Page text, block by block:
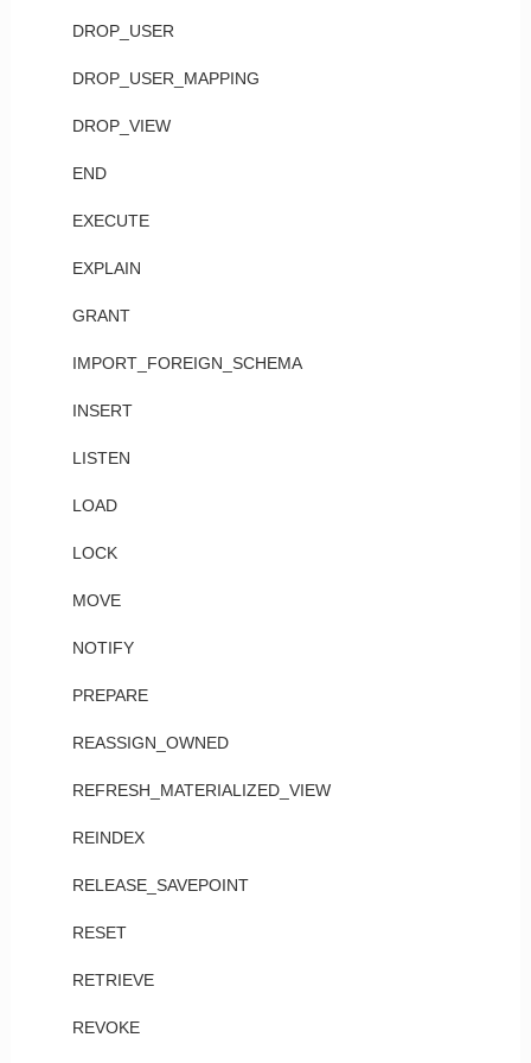
DROP_USER
DROP_USER_MAPPING
DROP_VIEW
END
EXECUTE
EXPLAIN
GRANT
IMPORT_FOREIGN_SCHEMA
INSERT
LISTEN
LOAD
LOCK
MOVE
NOTIFY
PREPARE
REASSIGN_OWNED
REFRESH_MATERIALIZED_VIEW
REINDEX
RELEASE_SAVEPOINT
RESET
RETRIEVE
REVOKE